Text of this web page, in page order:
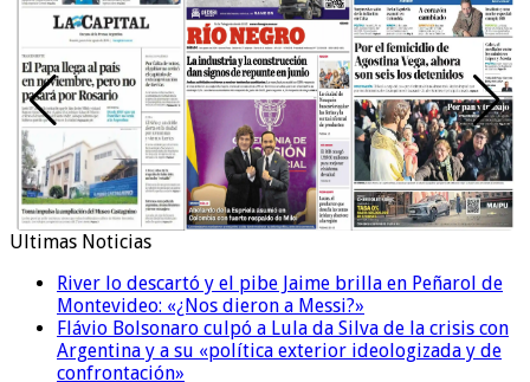
Ultimas Noticias
River lo descartó y el pibe Jaime brilla en Peñarol de
Montevideo: «¿Nos dieron a Messi?»
Flávio Bolsonaro culpó a Lula da Silva de la crisis con
Argentina y a su «política exterior ideologizada y de
confrontación»